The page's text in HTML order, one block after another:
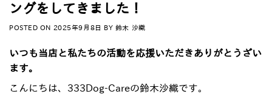
ングをしてきました！
POSTED ON 2025年9月8日 BY 鈴木 沙織
いつも当店と私たちの活動を応援いただきありがとうざい
ます。
こんにちは、333Dog-Careの鈴木沙織です。